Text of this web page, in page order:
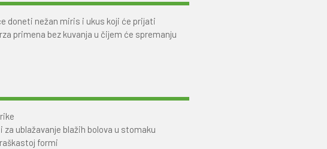
doneti nežan miris i ukus koji će prijati
primena bez kuvanja u čijem će spremanju
ublažavanje blažih bolova u stomaku
formi